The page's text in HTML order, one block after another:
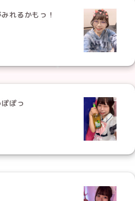
れるかもっ！
ぽっ